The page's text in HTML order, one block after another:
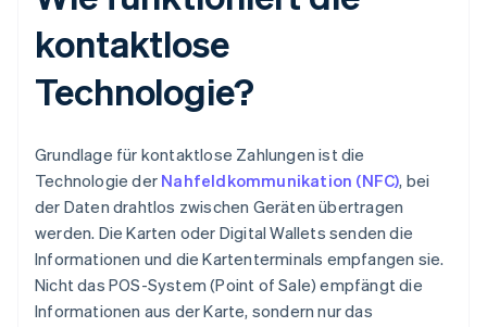
kontaktlose
Technologie?
Grundlage für kontaktlose Zahlungen ist die
Technologie der Nahfeldkommunikation (NFC), bei
der Daten drahtlos zwischen Geräten übertragen
werden. Die Karten oder Digital Wallets senden die
Informationen und die Kartenterminals empfangen sie.
Nicht das POS-System (Point of Sale) empfängt die
Informationen aus der Karte, sondern nur das